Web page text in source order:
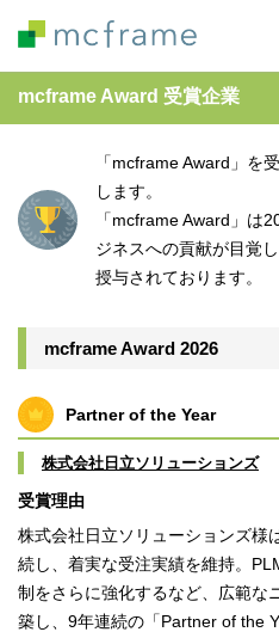
mcframe Award 受賞企業
「mcframe Award」を
します。
「mcframe Award」は
ジネスへの貢献が目覚
授与されております。
mcframe Award 2026
Partner of the Year
株式会社日立ソリューションズ
受賞理由
株式会社日立ソリューションズ様
続し、着実な受注実績を維持。
制をさらに強化するなど、広範な
築し、9年連続の「Partner of the